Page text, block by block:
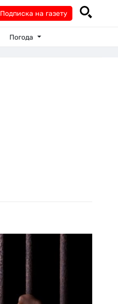
Подписка на газету
Погода